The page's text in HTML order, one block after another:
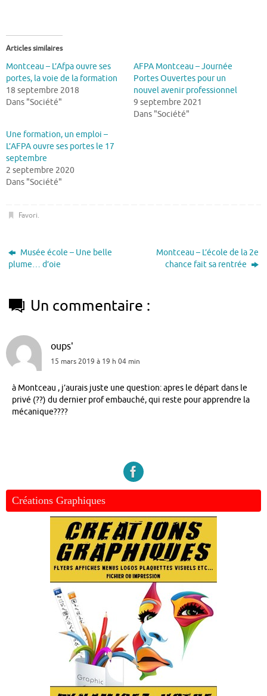
Articles similaires
Montceau – L’Afpa ouvre ses
portes, la voie de la formation
18 septembre 2018
Dans "Société"
AFPA Montceau – Journée
Portes Ouvertes pour un
nouvel avenir professionnel
9 septembre 2021
Dans "Société"
Une formation, un emploi –
L’AFPA ouvre ses portes le 17
septembre
2 septembre 2020
Dans "Société"
Favori.
Musée école – Une belle
plume… d’oie
Montceau – L’école de la 2e
chance fait sa rentrée
Un commentaire :
oups'
15 mars 2019 à 19 h 04 min
à Montceau , j’aurais juste une question: apres le départ dans le
privé (??) du dernier prof embauché, qui reste pour apprendre la
mécanique????
Créations Graphiques